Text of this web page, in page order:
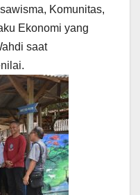
Komunitas,
Ekonomi yang
saat